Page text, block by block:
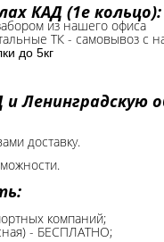
КАД (1е кольцо):
из нашего офиса
ТК - самовывоз с
до 5кг
Ленинградскую
доставку.
компаний;
- БЕСПЛАТНО;